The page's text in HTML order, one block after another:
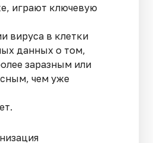
играют ключевую
вируса в клетки
данных о том,
заразным или
чем уже